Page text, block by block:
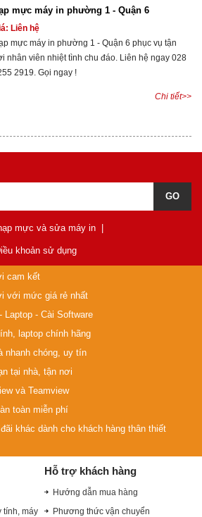
mực máy in phường 1 - Quận 6
Liên hệ
mực máy in phường 1 - Quận 6 phục vụ tận
nhân viên nhiệt tình chu đáo. Liên hệ ngay 028
2919. Gọi ngay !
Chi tiết>>
mực và sửa máy in
khoản sử dụng
cam kết
với mức giá rẻ nhất
- Cài Software
laptop chính hãng
nhanh chóng, uy tín
tại nhà, tận nơi
và Teamview
toàn miễn phí
khác dành cho khách hàng thân thiết
tính, máy
Hỗ trợ khách hàng
Hướng dẫn mua hàng
Phương thức vận chuyển